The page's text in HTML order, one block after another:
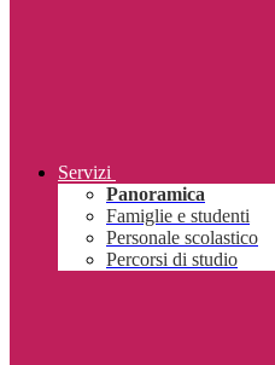
Servizi
Panoramica
Famiglie e studenti
Personale scolastico
Percorsi di studio